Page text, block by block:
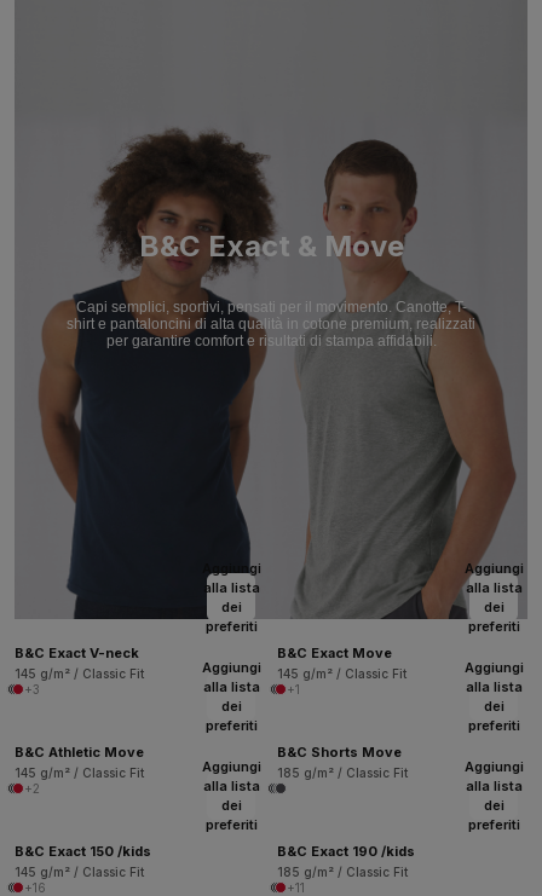
B&C Exact & Move
Capi semplici, sportivi, pensati per il movimento. Canotte, T-
shirt e pantaloncini di alta qualità in cotone premium, realizzati
per garantire comfort e risultati di stampa affidabili.
Aggiungi
alla lista
dei
preferiti
B&C Exact V-neck
145 g/m² / Classic Fit
+3
Aggiungi
alla lista
dei
preferiti
B&C Exact Move
145 g/m² / Classic Fit
+1
Aggiungi
alla lista
dei
preferiti
B&C Athletic Move
145 g/m² / Classic Fit
+2
Aggiungi
alla lista
dei
preferiti
B&C Shorts Move
185 g/m² / Classic Fit
Aggiungi
alla lista
dei
preferiti
B&C Exact 150 /kids
145 g/m² / Classic Fit
+16
Aggiungi
alla lista
dei
preferiti
B&C Exact 190 /kids
185 g/m² / Classic Fit
+11